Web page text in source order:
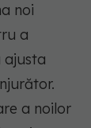
noi
a
ajusta
a noilor